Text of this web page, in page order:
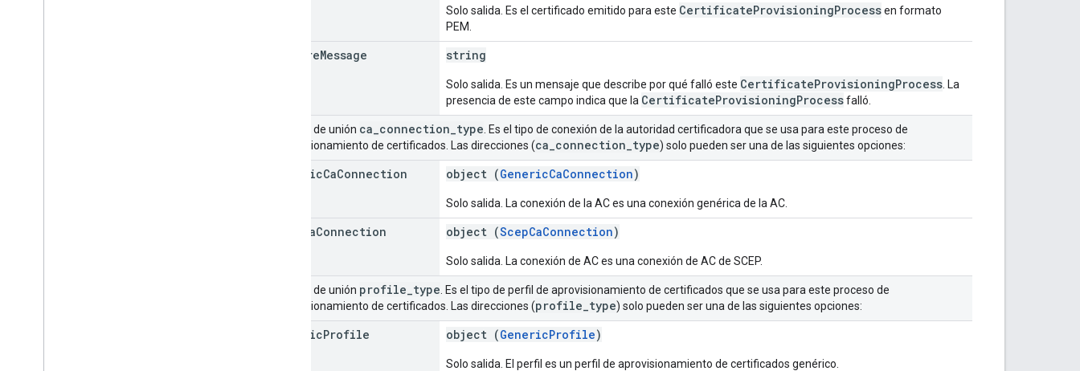
Solo salida. Es el certificado emitido para este CertificateProvisioningProcessen formato
PEM.
failureMessage string
Solo salida. Es un mensaje que describe por qué falló este CertificateProvisioningProcess . La
presencia de este campo indica que la CertificateProvisioningProcessfalló.
Campo de unión ca connection type . Es el tipo de conexión de la autoridad certificadora que se usa para este proceso de
aprovisionamiento de certificados. Las direcciones (ca connection type) solo pueden ser una de las siguientes opciones:
genericCaConnection object (GenericCaConnection)
Solo salida. La conexión de la AC es una conexión genérica de la AC.
CaConnection object (ScepCaConnection)
Solo salida. La conexión de AC es una conexión de AC de SCEP.
Campo de unión profile type . Es el tipo de perfil de aprovisionamiento de certificados que se usa para este proceso de
aprovisionamiento de certificados. Las direcciones (profile type) solo pueden ser una de las siguientes opciones:
genericProfile object (GenericProfile)
Solo salida. El perfil es un perfil de aprovisionamiento de certificados genérico.